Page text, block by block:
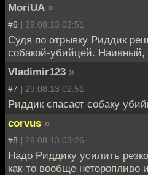
MoriUA »
#6 | 29.08.13 02:51
Судя по отрывку Риддик
собакой-убийцей. Наивный,
Vladimir123 »
#7 | 29.08.13 02:51
Риддик спасает собаку
corvus »
#8 | 29.08.13 03:26
Надо Риддику усилить
как-то вообще неторопливо